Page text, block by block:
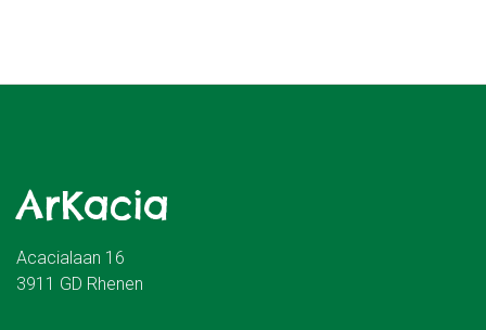
ArKacia
Acacialaan 16
3911 GD Rhenen